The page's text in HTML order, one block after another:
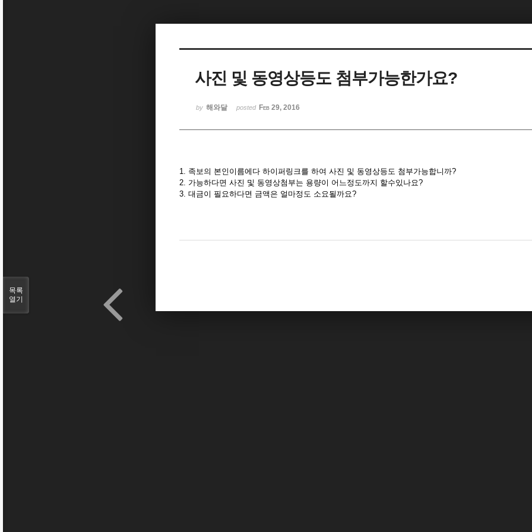
사진 및 동영상등도 첨부가능한가요?
by 해와달 posted Feb 29, 2016
1. 족보의 본인이름에다 하이퍼링크를 하여 사진 및 동영상등도 첨부가능합니까?
2. 가능하다면 사진 및 동영상첨부는 용량이 어느정도까지 할수있나요?
3. 대금이 필요하다면 금액은 얼마정도 소요될까요?
목록
열기
Sketchbook5, 스케치북5
Sketchbook5, 스케치북5